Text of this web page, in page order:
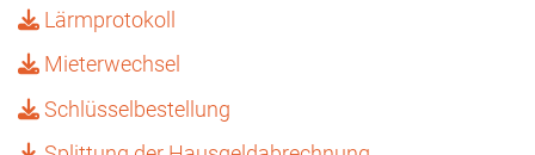
Lärmprotokoll
Mieterwechsel
Schlüsselbestellung